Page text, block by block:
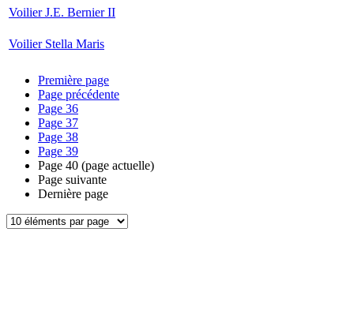
Voilier J.E. Bernier II
Voilier Stella Maris
Première page
Page précédente
Page 36
Page 37
Page 38
Page 39
Page 40 (page actuelle)
Page suivante
Dernière page